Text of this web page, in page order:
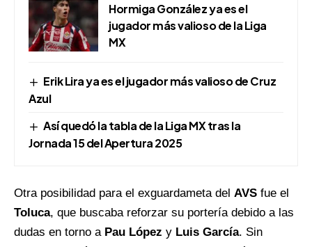
Hormiga González ya es el
jugador más valioso de la Liga
MX
Erik Lira ya es el jugador más valioso de Cruz
Azul
Así quedó la tabla de la Liga MX tras la
Jornada 15 del Apertura 2025
Otra posibilidad para el exguardameta del AVS fue el
Toluca, que buscaba reforzar su portería debido a las
dudas en torno a Pau López y Luis García. Sin